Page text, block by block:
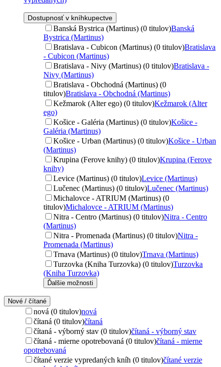
Dostupnosť v kníhkupectve
Banská Bystrica (Martinus) (0 titulov)Banská
Bystrica (Martinus)
Bratislava - Cubicon (Martinus) (0 titulov)Bratislava
- Cubicon (Martinus)
Bratislava - Nivy (Martinus) (0 titulov)Bratislava -
Nivy (Martinus)
Bratislava - Obchodná (Martinus) (0
titulov)Bratislava - Obchodná (Martinus)
Kežmarok (Alter ego) (0 titulov)Kežmarok (Alter
ego)
Košice - Galéria (Martinus) (0 titulov)Košice -
Galéria (Martinus)
Košice - Urban (Martinus) (0 titulov)Košice - Urban
(Martinus)
Krupina (Ferove knihy) (0 titulov)Krupina (Ferove
knihy)
Levice (Martinus) (0 titulov)Levice (Martinus)
Lučenec (Martinus) (0 titulov)Lučenec (Martinus)
Michalovce - ATRIUM (Martinus) (0
titulov)Michalovce - ATRIUM (Martinus)
Nitra - Centro (Martinus) (0 titulov)Nitra - Centro
(Martinus)
Nitra - Promenada (Martinus) (0 titulov)Nitra -
Promenada (Martinus)
Trnava (Martinus) (0 titulov)Trnava (Martinus)
Turzovka (Kniha Turzovka) (0 titulov)Turzovka
(Kniha Turzovka)
Ďalšie možnosti
Nové / čítané
nová (0 titulov)nová
čítaná (0 titulov)čítaná
čítaná - výborný stav (0 titulov)čítaná - výborný stav
čítaná - mierne opotrebovaná (0 titulov)čítaná - mierne
opotrebovaná
čítané verzie vypredaných kníh (0 titulov)čítané verzie